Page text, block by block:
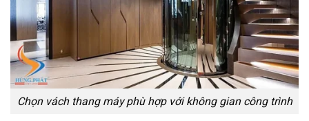
Chọn vách thang máy phù hợp với không gian công trình